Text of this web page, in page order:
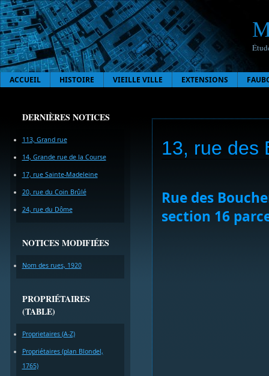
ACCUEIL HISTOIRE VIEILLE VILLE EXTENSIONS
DERNIÈRES NOTICES
113, Grand rue
14, Grande rue de la Course
17, rue Sainte-Madeleine
20, rue du Coin Brûlé
24, rue du Dôme
NOTICES MODIFIÉES
Nom des rues, 1920
PROPRIÉTAIRES
(TABLE)
Proprietaires (A-Z)
Propriétaires (plan Blondel,
1765)
13, rue des
Rue des
section 16